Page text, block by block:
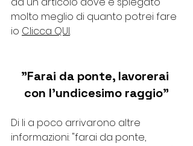
molto meglio di quanto potrei fare
io Clicca QUI.
"Farai da ponte, lavorerai
con l'undicesimo raggio"
Di li a poco arrivarono altre
informazioni: "farai da ponte,